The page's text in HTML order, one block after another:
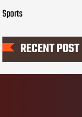
Sports
RECENT POST